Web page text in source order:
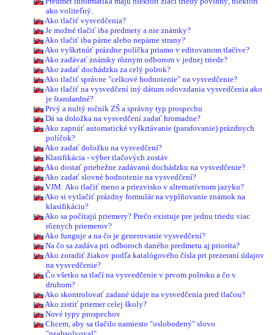
ako voliteľný.
Ako tlačiť vysvedčenia?
Je možné tlačiť iba predmety a nie známky?
Ako tlačiť iba párne alebo nepárne strany?
Ako vyškrtnúť prázdne políčka priamo v editovanom tlačive?
Ako zadávať známky rôznym odborom v jednej triede?
Ako zadať dochádzku za celý polrok?
Ako tlačiť správne "celkové hodnotenie" na vysvedčenie?
Ako tlačiť na vysvedčení iný dátum odovzdania vysvedčenia ako
je štandardné?
Prvý a nultý ročník ZŠ a správny typ prospechu
Dá sa doložka na vysvedčení zadať hromadne?
Ako zapnúť automatické vyškrtávanie (parafovanie) prázdnych
políčok?
Ako zadať doložku na vysvedčení?
Klasifikácia - výber tlačových zostáv
Ako dostať priebežne zadávanú dochádzku na vysvedčenie?
Ako zadať slovné hodnotenie na vysvedčení?
VJM: Ako tlačiť meno a priezvisko v alternatívnom jazyku?
Ako si vytlačiť prázdny formulár na vyplňovanie známok na
klasifikáciu?
Ako sa počítajú priemery? Prečo existuje pre jednu triedu viac
rôznych priemerov?
Ako funguje a na čo je generovanie vysvedčení?
Na čo sa zadáva pri odboroch daného predmetu aj priorita?
Ako zoradiť žiakov podľa katalógového čísla pri prezeraní údajov
na vysvedčenie?
Čo všetko sa tlačí na vysvedčenie v prvom polroku a čo v
druhom?
Ako skontrolovať zadané údaje na vysvedčenia pred tlačou?
Ako zistiť priemer celej školy?
Nové typy prospechov
Chcem, aby sa tlačilo namiesto "oslobodený" slovo